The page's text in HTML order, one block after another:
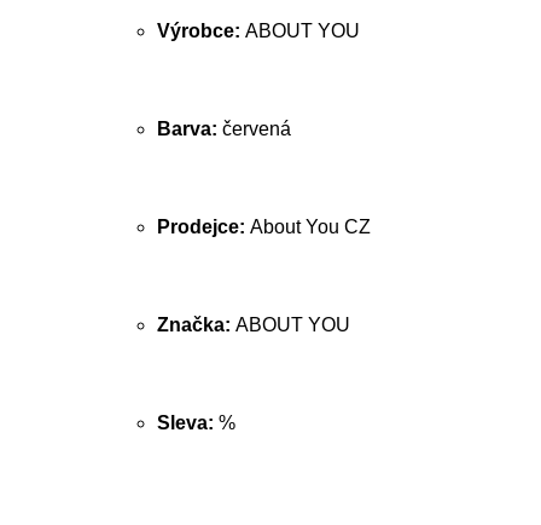
Výrobce: ABOUT YOU
Barva: červená
Prodejce: About You CZ
Značka: ABOUT YOU
Sleva: %